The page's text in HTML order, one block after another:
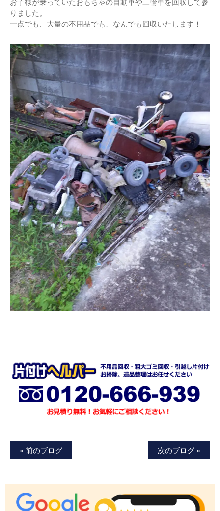
りました。
一点でも、大量の不用品でも、なんでも回収いたします！
« 前のブログ 次のブログ »